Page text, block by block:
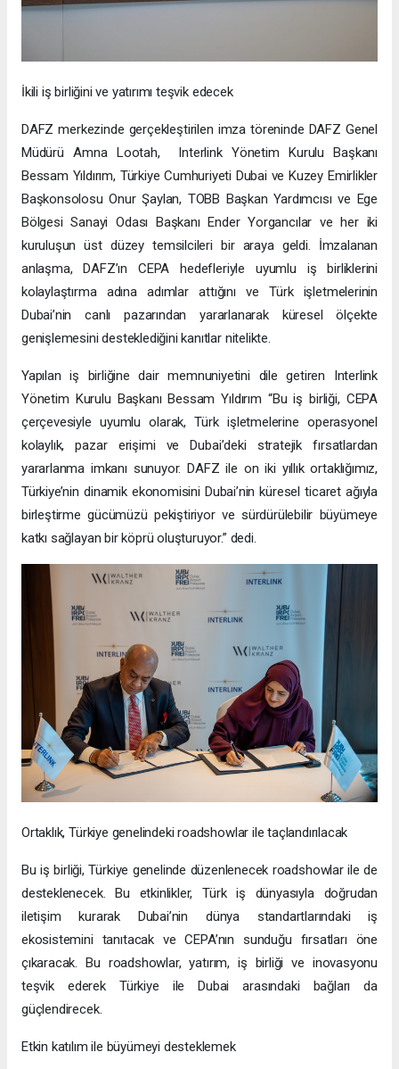
İkili iş birliğini ve yatırımı teşvik edecek
DAFZ merkezinde gerçekleştirilen imza töreninde DAFZ Genel
Müdürü Amna Lootah, Interlink Yönetim Kurulu Başkanı
Bessam Yıldırım, Türkiye Cumhuriyeti Dubai ve Kuzey Emirlikler
Başkonsolosu Onur Şaylan, TOBB Başkan Yardımcısı ve Ege
Bölgesi Sanayi Odası Başkanı Ender Yorgancılar ve her iki
kuruluşun üst düzey temsilcileri bir araya geldi. İmzalanan
anlaşma, DAFZ’ın CEPA hedefleriyle uyumlu iş birliklerini
kolaylaştırma adına adımlar attığını ve Türk işletmelerinin
Dubai’nin canlı pazarından yararlanarak küresel ölçekte
genişlemesini desteklediğini kanıtlar nitelikte.
Yapılan iş birliğine dair memnuniyetini dile getiren Interlink
Yönetim Kurulu Başkanı Bessam Yıldırım “Bu iş birliği, CEPA
çerçevesiyle uyumlu olarak, Türk işletmelerine operasyonel
kolaylık, pazar erişimi ve Dubai’deki stratejik fırsatlardan
yararlanma imkanı sunuyor. DAFZ ile on iki yıllık ortaklığımız,
Türkiye’nin dinamik ekonomisini Dubai’nin küresel ticaret ağıyla
birleştirme gücümüzü pekiştiriyor ve sürdürülebilir büyümeye
katkı sağlayan bir köprü oluşturuyor.” dedi.
Ortaklık, Türkiye genelindeki roadshowlar ile taçlandırılacak
Bu iş birliği, Türkiye genelinde düzenlenecek roadshowlar ile de
desteklenecek. Bu etkinlikler, Türk iş dünyasıyla doğrudan
iletişim kurarak Dubai’nin dünya standartlarındaki iş
ekosistemini tanıtacak ve CEPA’nın sunduğu fırsatları öne
çıkaracak. Bu roadshowlar, yatırım, iş birliği ve inovasyonu
teşvik ederek Türkiye ile Dubai arasındaki bağları da
güçlendirecek.
Etkin katılım ile büyümeyi desteklemek